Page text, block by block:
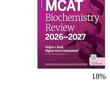
18%